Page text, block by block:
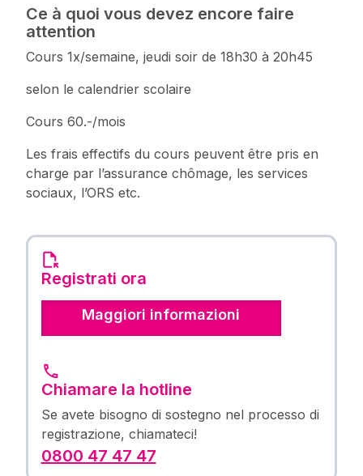
Ce à quoi vous devez encore faire
attention
Cours 1x/semaine, jeudi soir de 18h30 à 20h45
selon le calendrier scolaire
Cours 60.-/mois
Les frais effectifs du cours peuvent être pris en
charge par l’assurance chômage, les services
sociaux, l’ORS etc.
Registrati ora
Maggiori informazioni
Chiamare la hotline
Se avete bisogno di sostegno nel processo di
registrazione, chiamateci!
0800 47 47 47